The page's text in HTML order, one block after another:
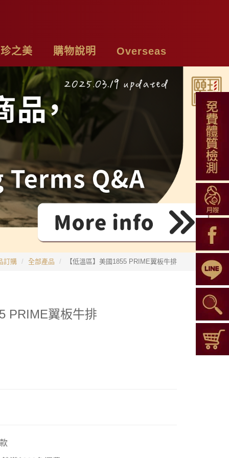
之美
事
們
聲明
購物說明
購物須知
付款方式
配送方式
常見問題
退換貨說明
Overseas
Chicken Essence
Tea Bags
Soup Blend
Functional Herbal Tea
訂購 全部產品 【低溫區】美國1855 PRIME翼板牛排
PRIME翼板牛排